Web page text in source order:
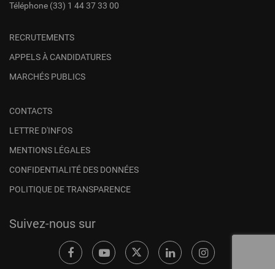
Téléphone (33) 1 44 37 33 00
RECRUTEMENTS
APPELS À CANDIDATURES
MARCHÉS PUBLICS
CONTACTS
LETTRE D'INFOS
MENTIONS LÉGALES
CONFIDENTIALITÉ DES DONNÉES
POLITIQUE DE TRANSPARENCE
Suivez-nous sur